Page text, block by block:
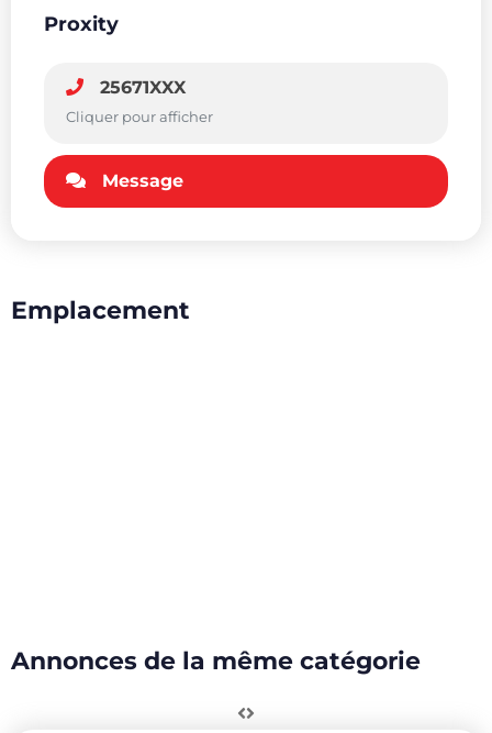
Proxity
25671XXX
Cliquer pour afficher
Message
Emplacement
Annonces de la même catégorie